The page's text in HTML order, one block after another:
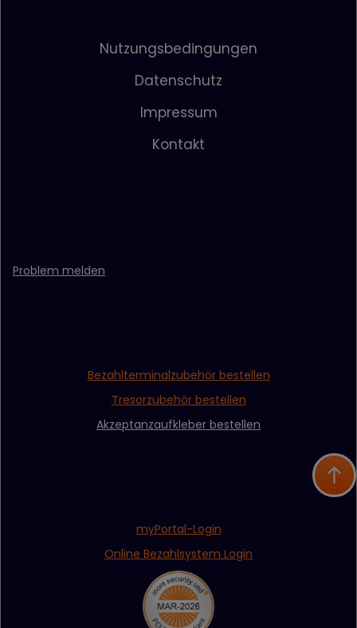
Nutzungsbedingungen
Datenschutz
Impressum
Kontakt
Problem melden
Bezahlterminalzubehör bestellen
Tresorzubehör bestellen
Akzeptanzaufkleber bestellen
myPortal-Login
Online Bezahlsystem Login